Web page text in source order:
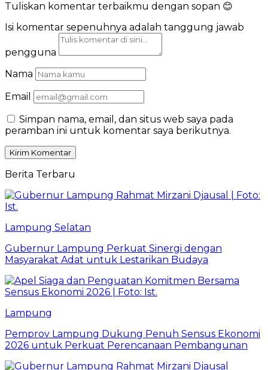
Tuliskan komentar terbaikmu dengan sopan 😊
Isi komentar sepenuhnya adalah tanggung jawab
pengguna
Nama
Email
Simpan nama, email, dan situs web saya pada
peramban ini untuk komentar saya berikutnya.
Berita Terbaru
Lampung Selatan
Gubernur Lampung Perkuat Sinergi dengan
Masyarakat Adat untuk Lestarikan Budaya
Lampung
Pemprov Lampung Dukung Penuh Sensus Ekonomi
2026 untuk Perkuat Perencanaan Pembangunan